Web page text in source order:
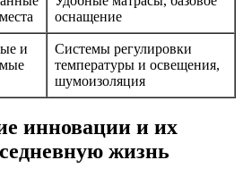
оснащение
и
Системы регулировки
температуры и освещения,
шумоизоляция
инновации и их
жизнь